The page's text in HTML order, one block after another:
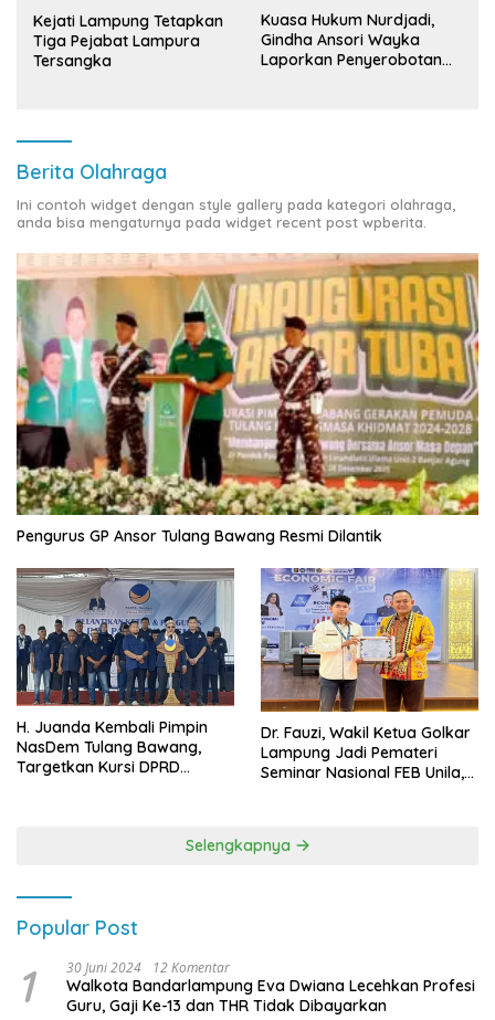
Kejati Lampung Tetapkan
Tiga Pejabat Lampura
Tersangka
Kuasa Hukum Nurdjadi,
Gindha Ansori Wayka
Laporkan Penyerobotan
Berita Olahraga
Ini contoh widget dengan style gallery pada kategori olahraga,
anda bisa mengaturnya pada widget recent post wpberita.
Pengurus GP Ansor Tulang Bawang Resmi Dilantik
H. Juanda Kembali Pimpin
NasDem Tulang Bawang,
Targetkan Kursi DPRD
Dr. Fauzi, Wakil Ketua Golkar
Lampung Jadi Pemateri
Seminar Nasional FEB Unila,
Selengkapnya
Popular Post
1 30 Juni 2024 12 Komentar
Walkota Bandarlampung Eva Dwiana Lecehkan Profesi
Guru, Gaji Ke-13 dan THR Tidak Dibayarkan